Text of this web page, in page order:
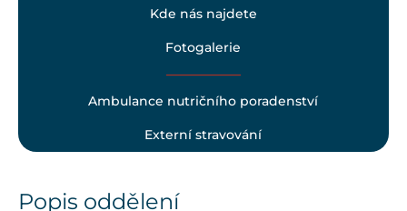
Kde nás najdete
Fotogalerie
Ambulance nutričního poradenství
Externí stravování
Popis oddělení